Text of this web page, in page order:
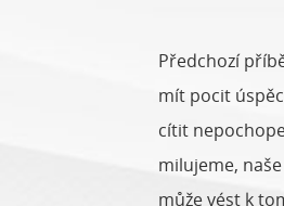
Předchozí
mít pocit
cítit
milujeme,
může vést k